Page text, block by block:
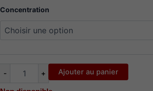
Concentration
quantité
flavour
watermelon
- + Ajouter au panier